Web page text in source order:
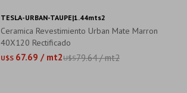
Ceramica Revestimiento Urban Mate Marron
40X120 Rectificado
U$S 67.69 / mt2U$S79.64 / mt2
TESLA-URBAN-TAUPE|1.44mts2